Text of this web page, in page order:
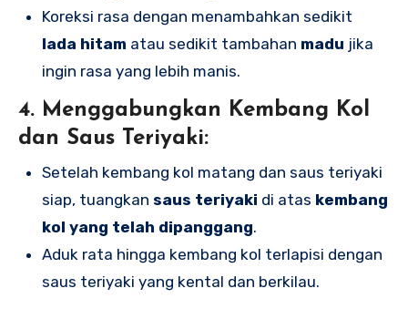
Koreksi rasa dengan menambahkan sedikit
lada hitam atau sedikit tambahan madu jika
ingin rasa yang lebih manis.
4. Menggabungkan Kembang Kol
dan Saus Teriyaki:
Setelah kembang kol matang dan saus teriyaki
siap, tuangkan saus teriyaki di atas kembang
kol yang telah dipanggang.
Aduk rata hingga kembang kol terlapisi dengan
saus teriyaki yang kental dan berkilau.